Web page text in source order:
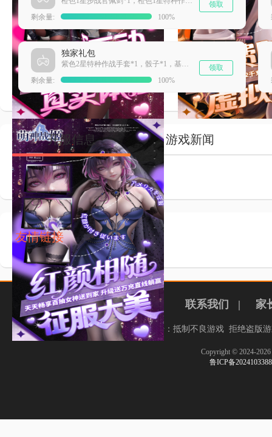
剩余量:
100%
领取
独家礼包
紫色2星特种作战手套*1，骰子*1，基础作战芯片*1，遗迹调查许可*1
剩余量:
100%
领取
开服信息 游戏新闻
友情链接
联系我们 | 家
健康游戏忠告：抵制不良游戏 拒绝盗
Copyright © 2024-
鲁ICP备